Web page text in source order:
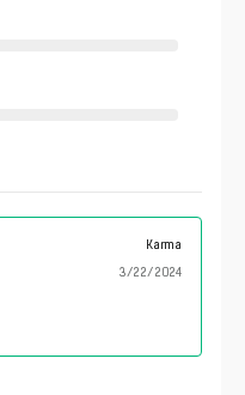
Karma
3/22/2024